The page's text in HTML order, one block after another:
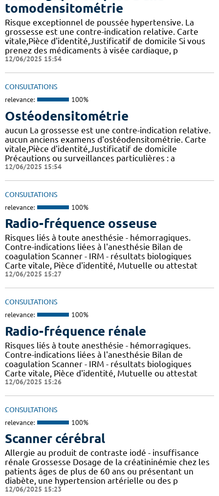
tomodensitométrie
Risque exceptionnel de poussée hypertensive. La
grossesse est une contre-indication relative. Carte
vitale,Pièce d'identité,Justificatif de domicile Si vous
prenez des médicaments à visée cardiaque, p
12/06/2025 15:54
CONSULTATIONS
relevance: 100%
Ostéodensitométrie
aucun La grossesse est une contre-indication relative.
aucun anciens examens d'ostéodensitométrie. Carte
vitale,Pièce d'identité,Justificatif de domicile
Précautions ou surveillances particulières : a
12/06/2025 15:54
CONSULTATIONS
relevance: 100%
Radio-fréquence osseuse
Risques liés à toute anesthésie - hémorragiques.
Contre-indications liées à l'anesthésie Bilan de
coagulation Scanner - IRM - résultats biologiques
Carte vitale, Pièce d'identité, Mutuelle ou attestat
12/06/2025 15:27
CONSULTATIONS
relevance: 100%
Radio-fréquence rénale
Risques liés à toute anesthésie - hémorragiques.
Contre-indications liées à l'anesthésie Bilan de
coagulation Scanner - IRM - résultats biologiques
Carte vitale, Pièce d'identité, Mutuelle ou attestat
12/06/2025 15:26
CONSULTATIONS
relevance: 100%
Scanner cérébral
Allergie au produit de contraste iodé - insuffisance
rénale Grossesse Dosage de la créatininémie chez les
patients âges de plus de 60 ans ou présentant un
diabète, une hypertension artérielle ou des p
12/06/2025 15:23